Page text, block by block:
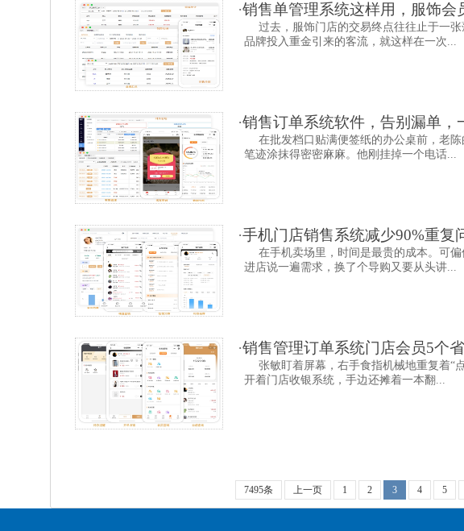
·销售单管理系统这样用，服饰会
过去，服饰门店的交易终点往往止于一
品牌投入重金引来的客流，就这样在一次...
·销售订单系统软件，告别漏单，
在批发档口贴满便签纸的办公桌前，老
笔迹涂抹得密密麻麻。他刚挂掉一个电话...
·手机门店销售系统减少90%重复
在手机卖场里，时间是最贵的成本。可
进店说一遍需求，换了个导购又要从头讲...
·销售管理订单系统门店会员5个
张敏盯着屏幕，右手食指机械地重复着“
开着门店收银系统，手边还摊着一本翻...
7495条 上一页 1 2 3 4 5